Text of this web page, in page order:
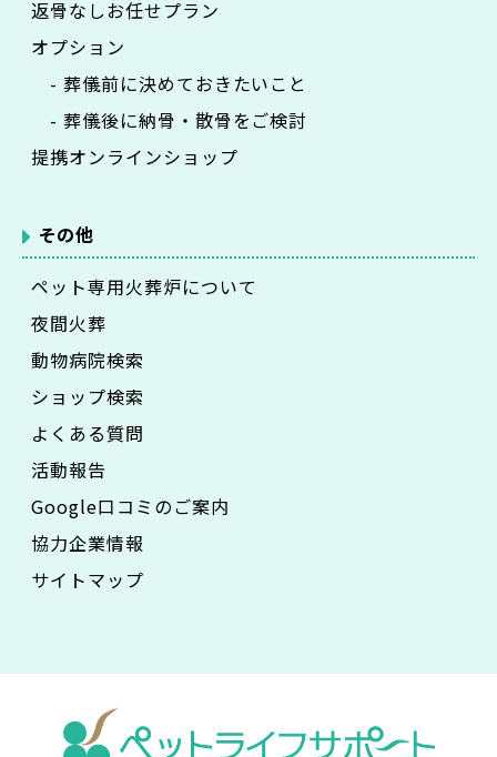
返骨なしお任せプラン
オプション
- 葬儀前に決めておきたいこと
- 葬儀後に納骨・散骨をご検討
提携オンラインショップ
その他
ペット専用火葬炉について
夜間火葬
動物病院検索
ショップ検索
よくある質問
活動報告
Google口コミのご案内
協力企業情報
サイトマップ